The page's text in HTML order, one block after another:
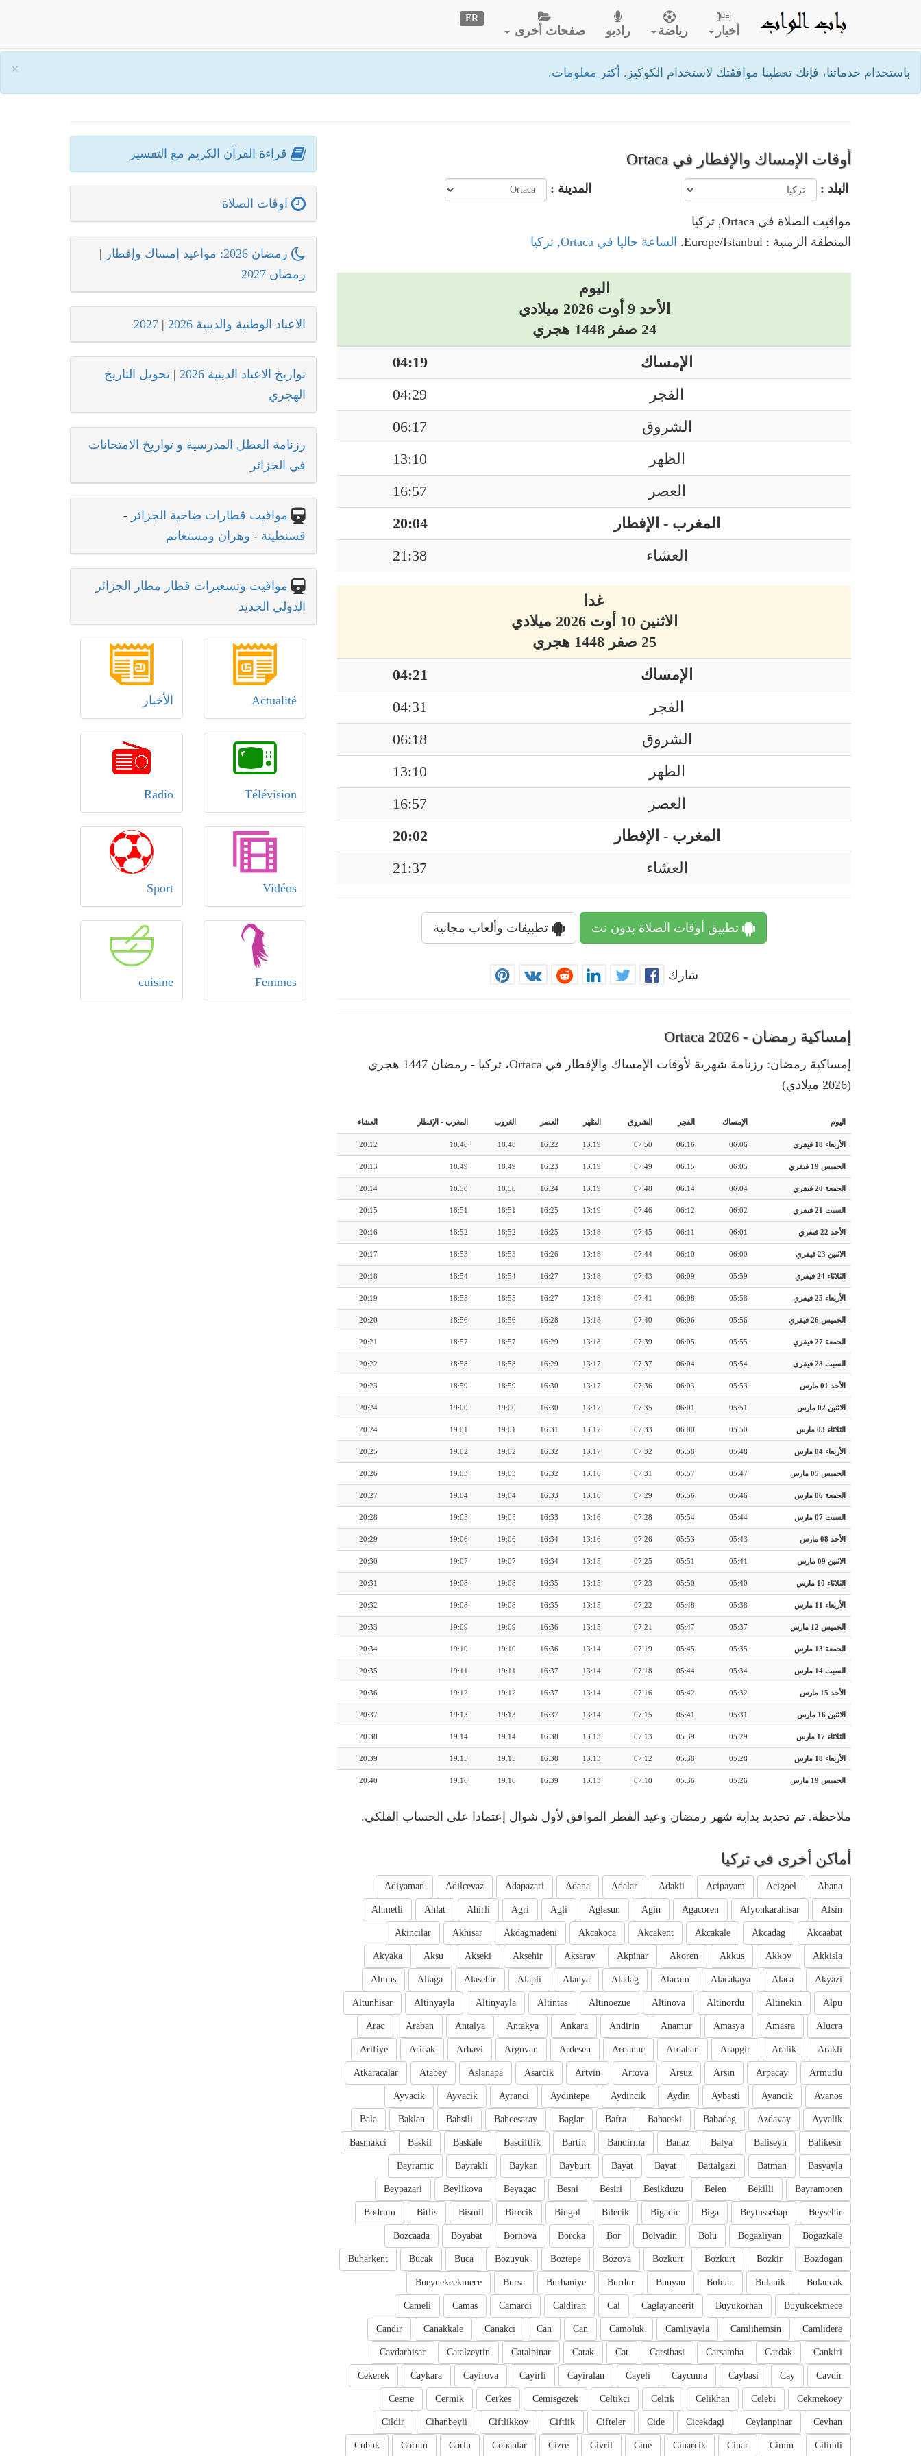
× باستخدام خدماتنا، فإنك تعطينا موافقتك لاستخدام الكوكيز. أكثر معلومات.
أخبار رياضة راديو صفحات أخرى
FR
أوقات الإمساك والإفطار في Ortaca
البلد : المدينة :
مواقيت الصلاة في Ortaca, تركيا
المنطقة الزمنية : Europe/Istanbul.
الساعة حاليا في Ortaca, تركيا
اليوم
الأحد 9 أوت 2026 ميلادي
24 صفر 1448 هجري
الإمساك
04:19
الفجر
04:29
الشروق
06:17
الظهر
13:10
العصر
16:57
المغرب - الإفطار
20:04
العشاء
21:38
غدا
الاثنين 10 أوت 2026 ميلادي
25 صفر 1448 هجري
الإمساك
04:21
الفجر
04:31
الشروق
06:18
الظهر
13:10
العصر
16:57
المغرب - الإفطار
20:02
العشاء
21:37
تطبيق أوقات الصلاة بدون نت تطبيقات وألعاب مجانية
شارك
إمساكية رمضان - Ortaca 2026
إمساكية رمضان: رزنامة شهرية لأوقات الإمساك والإفطار في Ortaca، تركيا - رمضان 1447 هجري
(2026 ميلادي)
اليوم الإمساك الفجر الشروق الظهر العصر الغروب المغرب - الإفطار العشاء
الأربعاء 18 فيفري 06:06
06:16
07:50
13:19
16:22
18:48
18:48
20:12
الخميس 19 فيفري 06:05
06:15
07:49
13:19
16:23
18:49
18:49
20:13
الجمعة 20 فيفري 06:04
06:14
07:48
13:19
16:24
18:50
18:50
20:14
السبت 21 فيفري 06:02
06:12
07:46
13:19
16:25
18:51
18:51
20:15
الأحد 22 فيفري 06:01
06:11
07:45
13:18
16:25
18:52
18:52
20:16
الاثنين 23 فيفري 06:00
06:10
07:44
13:18
16:26
18:53
18:53
20:17
الثلاثاء 24 فيفري 05:59
06:09
07:43
13:18
16:27
18:54
18:54
20:18
الأربعاء 25 فيفري 05:58
06:08
07:41
13:18
16:27
18:55
18:55
20:19
الخميس 26 فيفري 05:56
06:06
07:40
13:18
16:28
18:56
18:56
20:20
الجمعة 27 فيفري 05:55
06:05
07:39
13:18
16:29
18:57
18:57
20:21
السبت 28 فيفري 05:54
06:04
07:37
13:17
16:29
18:58
18:58
20:22
الأحد 01 مارس 05:53
06:03
07:36
13:17
16:30
18:59
18:59
20:23
الاثنين 02 مارس 05:51
06:01
07:35
13:17
16:30
19:00
19:00
20:24
الثلاثاء 03 مارس 05:50
06:00
07:33
13:17
16:31
19:01
19:01
20:24
الأربعاء 04 مارس 05:48
05:58
07:32
13:17
16:32
19:02
19:02
20:25
الخميس 05 مارس 05:47
05:57
07:31
13:16
16:32
19:03
19:03
20:26
الجمعة 06 مارس 05:46
05:56
07:29
13:16
16:33
19:04
19:04
20:27
السبت 07 مارس 05:44
05:54
07:28
13:16
16:33
19:05
19:05
20:28
الأحد 08 مارس 05:43
05:53
07:26
13:16
16:34
19:06
19:06
20:29
الاثنين 09 مارس 05:41
05:51
07:25
13:15
16:34
19:07
19:07
20:30
الثلاثاء 10 مارس 05:40
05:50
07:23
13:15
16:35
19:08
19:08
20:31
الأربعاء 11 مارس 05:38
05:48
07:22
13:15
16:35
19:08
19:08
20:32
الخميس 12 مارس 05:37
05:47
07:21
13:15
16:36
19:09
19:09
20:33
الجمعة 13 مارس 05:35
05:45
07:19
13:14
16:36
19:10
19:10
20:34
السبت 14 مارس 05:34
05:44
07:18
13:14
16:37
19:11
19:11
20:35
الأحد 15 مارس 05:32
05:42
07:16
13:14
16:37
19:12
19:12
20:36
الاثنين 16 مارس 05:31
05:41
07:15
13:14
16:37
19:13
19:13
20:37
الثلاثاء 17 مارس 05:29
05:39
07:13
13:13
16:38
19:14
19:14
20:38
الأربعاء 18 مارس 05:28
05:38
07:12
13:13
16:38
19:15
19:15
20:39
الخميس 19 مارس 05:26
05:36
07:10
13:13
16:39
19:16
19:16
20:40
ملاحظة. تم تحديد بداية شهر رمضان وعيد الفطر الموافق لأول شوال إعتمادا على الحساب الفلكي.
أماكن أخرى في تركيا
Abana
Acigoel
Acipayam
Adakli
Adalar
Adana
Adapazari
Adilcevaz
Adiyaman
Afsin
Afyonkarahisar
Agacoren
Agin
Aglasun
Agli
Agri
Ahirli
Ahlat
Ahmetli
Akcaabat
Akcadag
Akcakale
Akcakent
Akcakoca
Akdagmadeni
Akhisar
Akincilar
Akkisla
Akkoy
Akkus
Akoren
Akpinar
Aksaray
Aksehir
Akseki
Aksu
Akyaka
Akyazi
Alaca
Alacakaya
Alacam
Aladag
Alanya
Alapli
Alasehir
Aliaga
Almus
Alpu
Altinekin
Altinordu
Altinova
Altinoezue
Altintas
Altinyayla
Altinyayla
Altunhisar
Alucra
Amasra
Amasya
Anamur
Andirin
Ankara
Antakya
Antalya
Araban
Arac
Arakli
Aralik
Arapgir
Ardahan
Ardanuc
Ardesen
Arguvan
Arhavi
Aricak
Arifiye
Armutlu
Arpacay
Arsin
Arsuz
Artova
Artvin
Asarcik
Aslanapa
Atabey
Atkaracalar
Avanos
Ayancik
Aybasti
Aydin
Aydincik
Aydintepe
Ayranci
Ayvacik
Ayvacik
Ayvalik
Azdavay
Babadag
Babaeski
Bafra
Baglar
Bahcesaray
Bahsili
Baklan
Bala
Balikesir
Baliseyh
Balya
Banaz
Bandirma
Bartin
Basciftlik
Baskale
Baskil
Basmakci
Basyayla
Batman
Battalgazi
Bayat
Bayat
Bayburt
Baykan
Bayrakli
Bayramic
Bayramoren
Bekilli
Belen
Besikduzu
Besiri
Besni
Beyagac
Beylikova
Beypazari
Beysehir
Beytussebap
Biga
Bigadic
Bilecik
Bingol
Birecik
Bismil
Bitlis
Bodrum
Bogazkale
Bogazliyan
Bolu
Bolvadin
Bor
Borcka
Bornova
Boyabat
Bozcaada
Bozdogan
Bozkir
Bozkurt
Bozkurt
Bozova
Boztepe
Bozuyuk
Buca
Bucak
Buharkent
Bulancak
Bulanik
Buldan
Bunyan
Burdur
Burhaniye
Bursa
Bueyuekcekmece
Buyukcekmece
Buyukorhan
Caglayancerit
Cal
Caldiran
Camardi
Camas
Cameli
Camlidere
Camlihemsin
Camliyayla
Camoluk
Can
Can
Canakci
Canakkale
Candir
Cankiri
Cardak
Carsamba
Carsibasi
Cat
Catak
Catalpinar
Catalzeytin
Cavdarhisar
Cavdir
Cay
Caybasi
Caycuma
Cayeli
Cayiralan
Cayirli
Cayirova
Caykara
Cekerek
Cekmekoey
Celebi
Celikhan
Celtik
Celtikci
Cemisgezek
Cerkes
Cermik
Cesme
Ceyhan
Ceylanpinar
Cicekdagi
Cide
Cifteler
Ciftlik
Ciftlikkoy
Cihanbeyli
Cildir
Cilimli
Cimin
Cinar
Cinarcik
Cine
Civril
Cizre
Cobanlar
Corlu
Corum
Cubuk
قراءة القرآن الكريم مع التفسير
اوقات الصلاة
رمضان 2026: مواعيد إمساك وإفطار
|
رمضان 2027
الاعياد الوطنية والدينية 2026 |
2027
تواريخ الاعياد الدينية 2026 | تحويل التاريخ
الهجري
رزنامة العطل المدرسية و تواريخ الامتحانات
في الجزائر
مواقيت قطارات ضاحية الجزائر -
قسنطينة - وهران ومستغانم
مواقيت وتسعيرات قطار مطار الجزائر
الدولي الجديد
Actualité الأخبار
Télévision
Radio
Vidéos
Sport
Femmes
cuisine